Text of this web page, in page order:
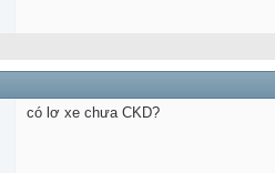
có lơ xe chưa CKD?